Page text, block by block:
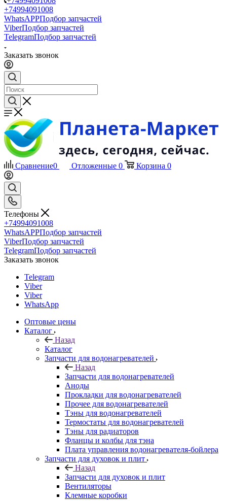
+74994091008
WhatsAPPПодбор запчастей
ViberПодбор запчастей
TelegramПодбор запчастей
Заказать звонок
Сравнение0 Отложенные 0 Корзина 0
Телефоны
+74994091008
WhatsAPPПодбор запчастей
ViberПодбор запчастей
TelegramПодбор запчастей
Заказать звонок
Telegram
Viber
Viber
WhatsApp
Оптовые цены
Каталог
Назад
Каталог
Запчасти для водонагревателей
Назад
Запчасти для водонагревателей
Аноды
Прокладки для водонагревателей
Прочее для водонагревателей
Тэны для водонагревателей
Термостаты для водонагревателей
Тэны для радиаторов
Фланцы и колбы для тэна
Плата управления водонагревателя-бойлера
Запчасти для духовок и плит
Назад
Запчасти для духовок и плит
Вентиляторы
Клемные коробки